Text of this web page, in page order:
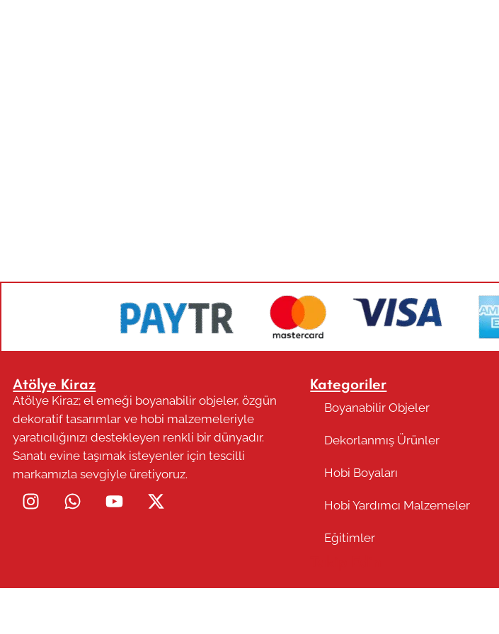
Atölye Kiraz
Atölye Kiraz; el emeği boyanabilir objeler, özgün
dekoratif tasarımlar ve hobi malzemeleriyle
yaratıcılığınızı destekleyen renkli bir dünyadır.
Sanatı evine taşımak isteyenler için tescilli
markamızla sevgiyle üretiyoruz.
Kategoriler
Boyanabilir Objeler
Dekorlanmış Ürünler
Hobi Boyaları
Hobi Yardımcı Malzemeler
Eğitimler